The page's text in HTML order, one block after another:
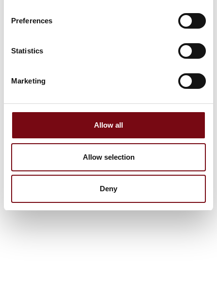
Preferences
Statistics
Marketing
Allow all
Allow selection
Deny